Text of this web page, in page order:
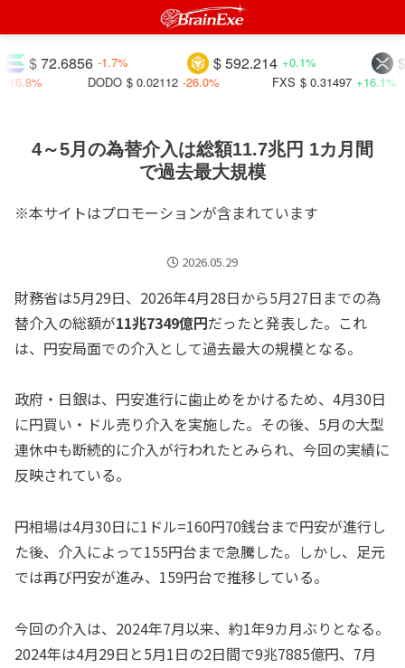
$
$ 592.214 +0.1%
$ 72.6856 -1.7%
$ 0.31497 +16.1%
$ 0.02112 -26.0%
4～5月の為替介入は総額11.7兆円 1カ月間
で過去最大規模
※本サイトはプロモーションが含まれています
2026.05.29
財務省は5月29日、2026年4月28日から5月27日までの為
替介入の総額が11兆7349億円だったと発表した。これ
は、円安局面での介入として過去最大の規模となる。
政府・日銀は、円安進行に歯止めをかけるため、4月30日
に円買い・ドル売り介入を実施した。その後、5月の大型
連休中も断続的に介入が行われたとみられ、今回の実績に
反映されている。
円相場は4月30日に1ドル=160円70銭台まで円安が進行し
た後、介入によって155円台まで急騰した。しかし、足元
では再び円安が進み、159円台で推移している。
今回の介入は、2024年7月以来、約1年9カ月ぶりとなる。
2024年は4月29日と5月1日の2日間で9兆7885億円、7月